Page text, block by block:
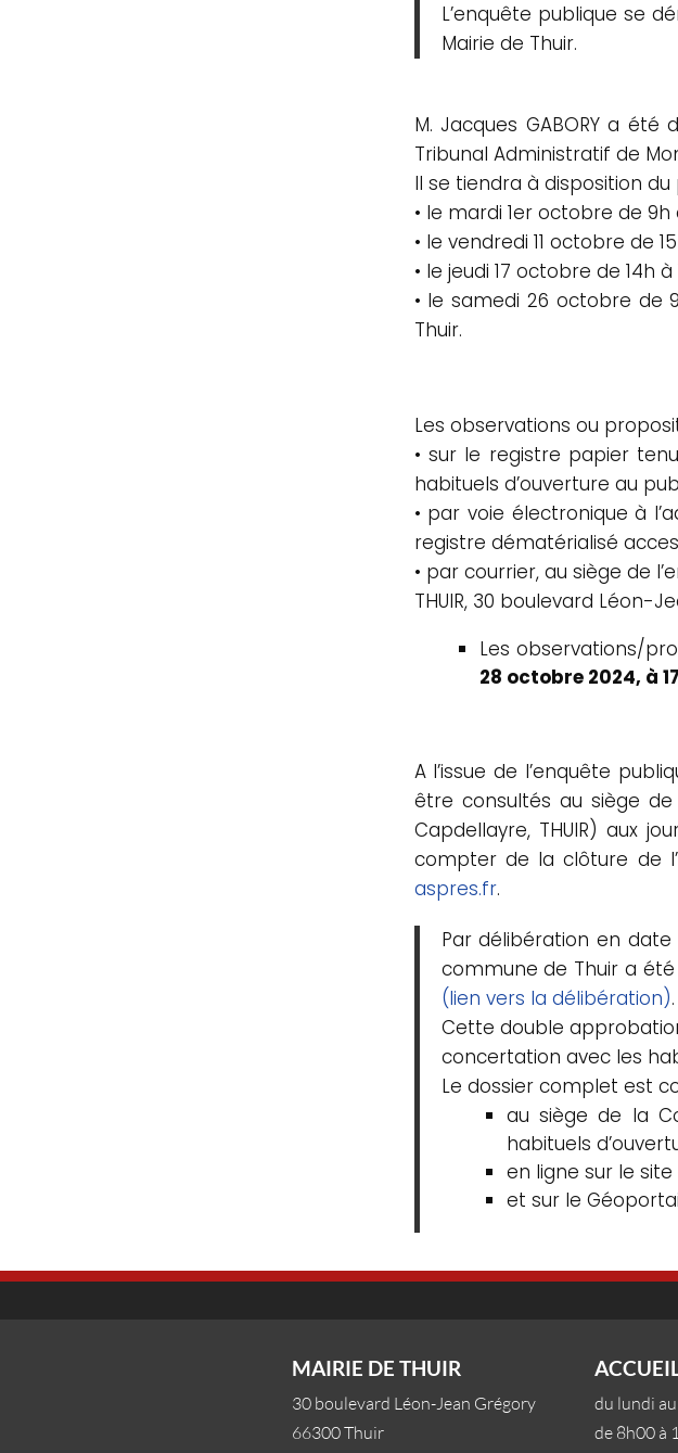
L’enquête publique se
Mairie de Thuir.
M. Jacques GABORY a
Tribunal Administratif de
Il se tiendra à disposition du
• le mardi 1er octobre de 9h
• le vendredi 11 octobre de
• le jeudi 17 octobre de 14h
• le samedi 26 octobre de
Thuir.
Les observations ou
• sur le registre papier
habituels d’ouverture au
• par voie électronique à
registre dématérialisé
• par courrier, au siège de
THUIR, 30 boulevard Léon-
Les observations/
28 octobre 2024, à
A l’issue de l’enquête
être consultés au siège
Capdellayre, THUIR) aux
compter de la clôture de
aspres.fr.
Par délibération en date
commune de Thuir a
(lien vers la délibération).
Cette double
concertation avec les
Le dossier complet est
au siège de la
habituels
en ligne sur le
et sur le
MAIRIE DE THUIR
30 boulevard Léon-Jean Grégory
66300 Thuir
du lundi
de 8h00 à